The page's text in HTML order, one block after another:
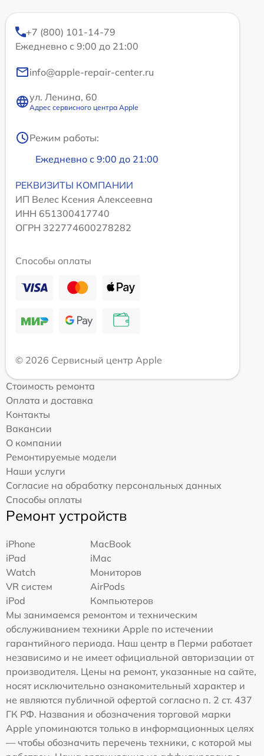
+7 (800) 101-14-79
Ежедневно с 9:00 до 21:00
info@apple-repair-center.ru
ул. Ленина, 60
Адрес сервисного центра Apple
Режим работы:
Ежедневно с 9:00 до 21:00
РЕКВИЗИТЫ КОМПАНИИ
ИП Велес Ксения Алексеевна
ИНН 651300417740
ОГРН 322774600278282
Способы оплаты
© 2026 Сервисный центр Apple
Стоимость ремонта
Оплата и доставка
Контакты
Вакансии
О компании
Ремонтируемые модели
Наши услуги
Согласие на обработку персональных данных
Способы оплаты
Ремонт устройств
iPhone
MacBook
iPad
iMac
Watch
Мониторов
VR систем
AirPods
iPod
Компьютеров
Мы занимаемся ремонтом и техническим
обслуживанием техники Apple по истечении
гарантийного периода. Наш центр в Перми работает
независимо и не имеет официальной авторизации от
производителя. Цены на ремонт, указанные на сайте,
носят исключительно ознакомительный характер и
не являются публичной офертой согласно п. 2 ст. 437
ГК РФ. Названия и обозначения торговой марки
Apple упоминаются только в информационных целях
— чтобы обозначить перечень техники, с которой мы